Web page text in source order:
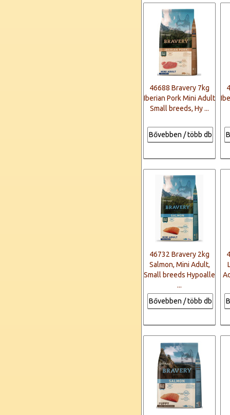
46688 Bravery 7kg
Iberian Pork Mini Adult
Small breeds, Hy ...
Bővebben / több db
46732 Bravery 2kg
Salmon, Mini Adult,
Small breeds Hypoalle
...
Bővebben / több db